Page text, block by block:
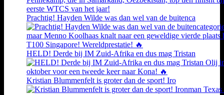
Prachtig! Hayden Wilde was dan wel van de buitenca
HELD! Derde bij IM Zuid-Afrika en dus mag Tristan
Kristian Blummenfelt is groter dan de sport! Iro